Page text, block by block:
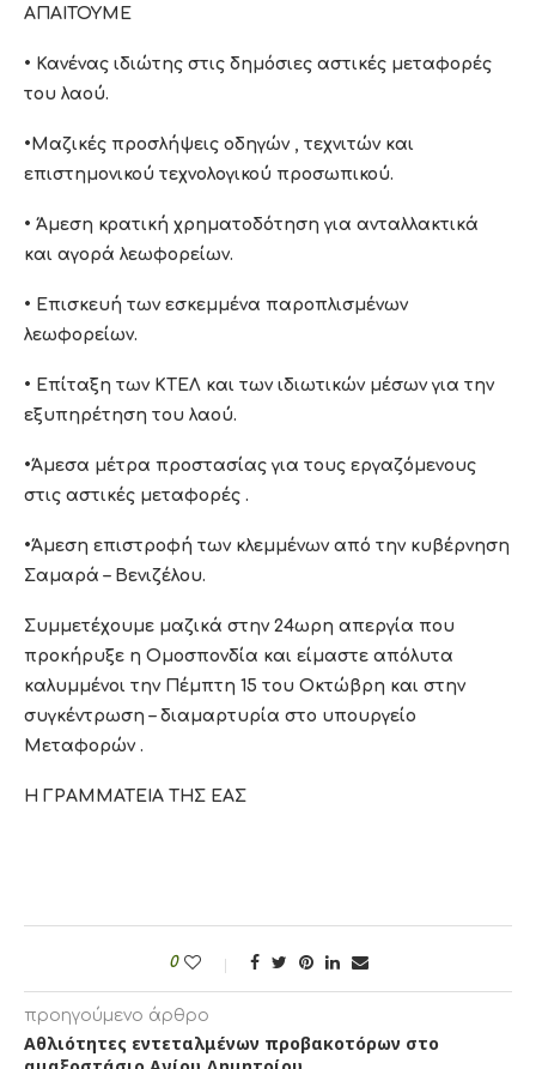
ΑΠΑΙΤΟΥΜΕ
• Κανένας ιδιώτης στις δημόσιες αστικές μεταφορές
του λαού.
•Μαζικές προσλήψεις οδηγών , τεχνιτών και
επιστημονικού τεχνολογικού προσωπικού.
• Άμεση κρατική χρηματοδότηση για ανταλλακτικά
και αγορά λεωφορείων.
• Επισκευή των εσκεμμένα παροπλισμένων
λεωφορείων.
• Επίταξη των ΚΤΕΛ και των ιδιωτικών μέσων για την
εξυπηρέτηση του λαού.
•Άμεσα μέτρα προστασίας για τους εργαζόμενους
στις αστικές μεταφορές .
•Άμεση επιστροφή των κλεμμένων από την κυβέρνηση
Σαμαρά – Βενιζέλου.
Συμμετέχουμε μαζικά στην 24ωρη απεργία που
προκήρυξε η Ομοσπονδία και είμαστε απόλυτα
καλυμμένοι την Πέμπτη 15 του Οκτώβρη και στην
συγκέντρωση – διαμαρτυρία στο υπουργείο
Μεταφορών .
Η ΓΡΑΜΜΑΤΕΙΑ ΤΗΣ ΕΑΣ
0
προηγούμενο άρθρο
Αθλιότητες εντεταλμένων προβακοτόρων στο